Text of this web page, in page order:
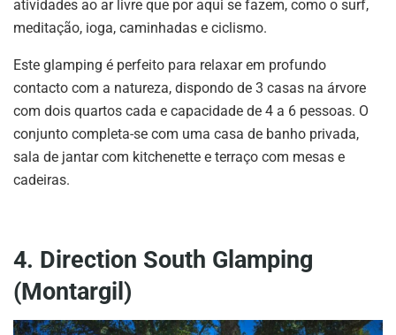
atividades ao ar livre que por aqui se fazem, como o surf,
meditação, ioga, caminhadas e ciclismo.
Este glamping é perfeito para relaxar em profundo
contacto com a natureza, dispondo de 3 casas na árvore
com dois quartos cada e capacidade de 4 a 6 pessoas. O
conjunto completa-se com uma casa de banho privada,
sala de jantar com kitchenette e terraço com mesas e
cadeiras.
4. Direction South Glamping
(Montargil)